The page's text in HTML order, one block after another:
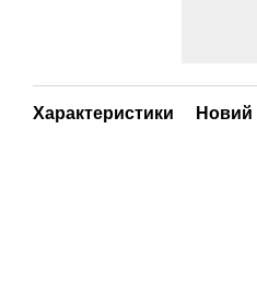
Характеристики Новий